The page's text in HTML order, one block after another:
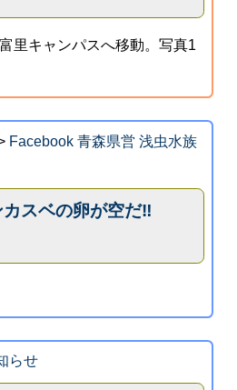
里キャンパスへ移動。写真1
Facebook 青森県営 浅虫水族
カスベの卵が空だ‼️
らせ